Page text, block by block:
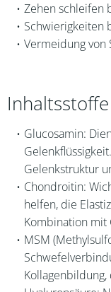
Zehen schleifen
Schwierigkeiten
Vermeidung von
Glucosamin:
Gelenkstruktur
Chondroitin:
helfen, die
Kombination mit
MSM